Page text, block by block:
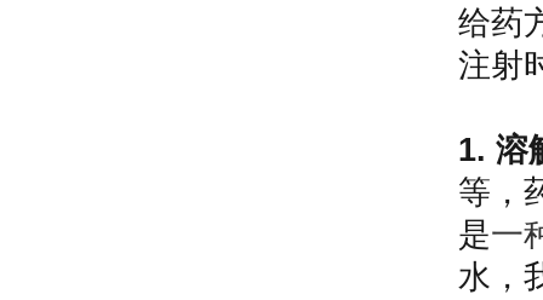
给药
注射
1. 溶
等，
是一
水，